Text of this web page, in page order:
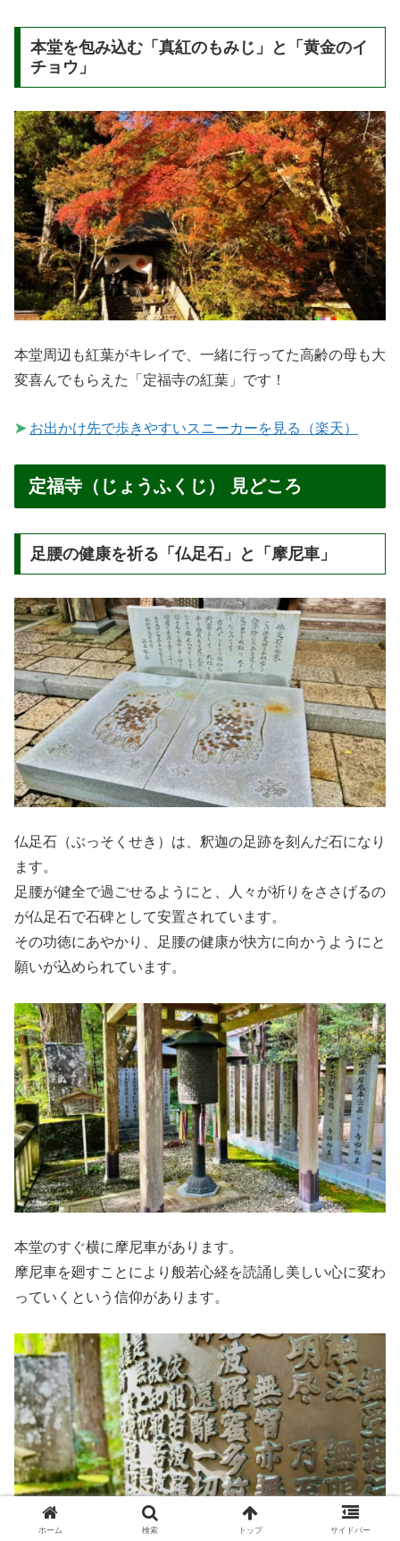
本堂を包み込む「真紅のもみじ」と「黄金のイ
チョウ」
本堂周辺も紅葉がキレイで、一緒に行ってた高齢の母も大
変喜んでもらえた「定福寺の紅葉」です！
➤ お出かけ先で歩きやすいスニーカーを見る（楽天）
定福寺（じょうふくじ） 見どころ
足腰の健康を祈る「仏足石」と「摩尼車」
仏足石（ぶっそくせき）は、釈迦の足跡を刻んだ石になり
ます。
足腰が健全で過ごせるようにと、人々が祈りをささげるの
が仏足石で石碑として安置されています。
その功徳にあやかり、足腰の健康が快方に向かうようにと
願いが込められています。
本堂のすぐ横に摩尼車があります。
摩尼車を廻すことにより般若心経を読誦し美しい心に変わ
っていくという信仰があります。
ホーム 検索 トップ サイドバー